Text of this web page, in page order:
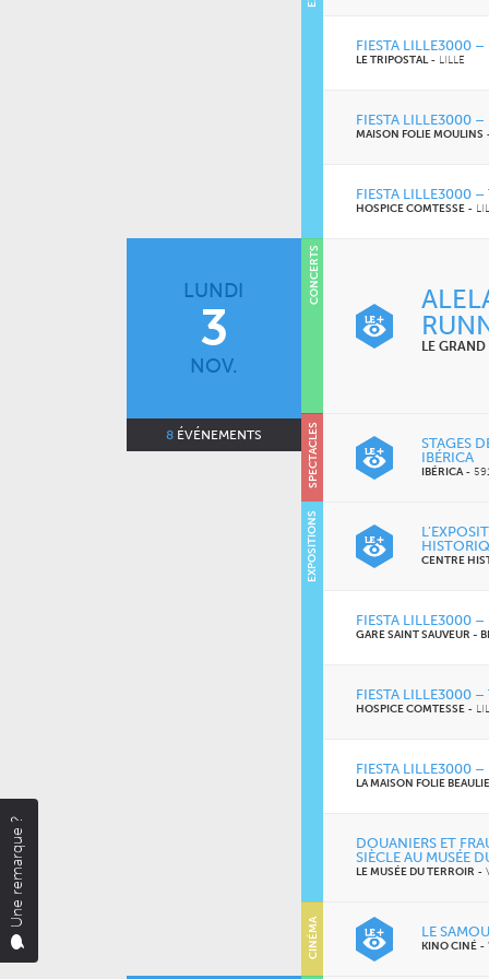
FIESTA LILLE3000
LE TRIPOSTAL- LILLE
FIESTA LILLE3000 –
MAISON FOLIE MOULINS
FIESTA LILLE3000
HOSPICE COMTESSE-
CINÉMA
LUNDI
3
NOV.
8ÉVÉNEMENTS
LE
CONCERTS
SOIRÉES
STAGES
IBÉRICA
IBÉRICA-
SPECTACLES
CENTRE
FIESTA LILLE3000
GARE SAINT SAUVEUR -
FIESTA LILLE3000
HOSPICE COMTESSE-
FIESTA LILLE3000 –
LA MAISON FOLIE
DOUANIERS ET
SIÈCLE AU MUSÉE
LE MUSÉE DU TERROIR -
EXPOSITIONS
LE
KINO CINÉ-
CINÉMA
À la carte ! – Les 50 ans
de l’ONL
JEUDI 04 FÉVRIER 2027
Just Play
MERCREDI 21 OCTOBRE 2026
L'ANTRE-2 - LILLE 2
L’amour est déclaré
MARDI 20 OCTOBRE 2026
FACULTÉ DES SCIENCES
JURIDIQUES, POLITIQUES ET
Pourquoi mon père ne
m’a pas appris l’arabe ?
Une remarque ?